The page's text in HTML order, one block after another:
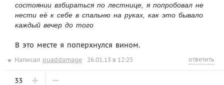
состоянии взбираться по лестнице, я попробовал не
нести еѐ к себе в спальню на руках, как это бывало
каждый вечер до того
В это месте я поперхнулся вином.
Написал quaddamage 26.01.13 в 12:25 ответить
33